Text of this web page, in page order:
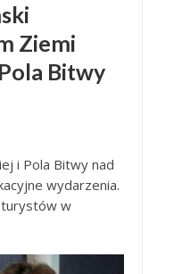
Ziemi
Bitwy
i Pola Bitwy nad
wydarzenia.
turystów w